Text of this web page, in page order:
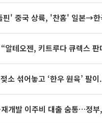
젖소 섞어놓고 ‘한우 원육’ 팔이...공영홈쇼핑